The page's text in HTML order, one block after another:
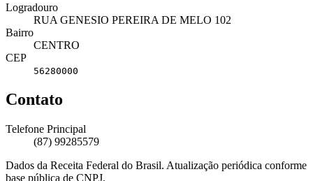
Logradouro
RUA GENESIO PEREIRA DE MELO 102
Bairro
CENTRO
CEP
56280000
Contato
Telefone Principal
(87) 99285579
Dados da Receita Federal do Brasil. Atualização periódica conforme
base pública de CNPJ.